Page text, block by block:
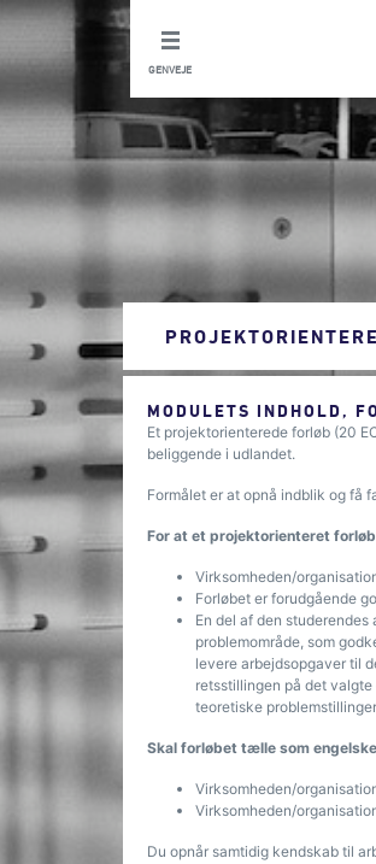
GENVEJE
MODULETS INDHOLD,
Et projektorienterede forløb (20
beliggende i udlandet.
Formålet er at opnå indblik og få
For at et projektorienteret
Virksomheden/
Forløbet er forudgående
En del af den
problemområde, som
levere arbejdsopgaver til
retsstillingen på det
teoretiske
Skal forløbet tælle som
Virksomheden/
Virksomheden/
Du opnår samtidig kendskab til